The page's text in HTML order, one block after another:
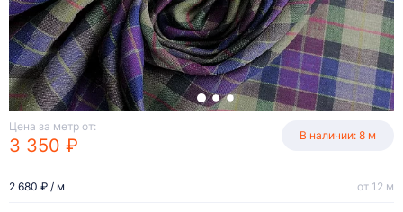
Цена за метр от:
3 350 ₽ В наличии: 8 м
2 680 ₽ / м от 12 м